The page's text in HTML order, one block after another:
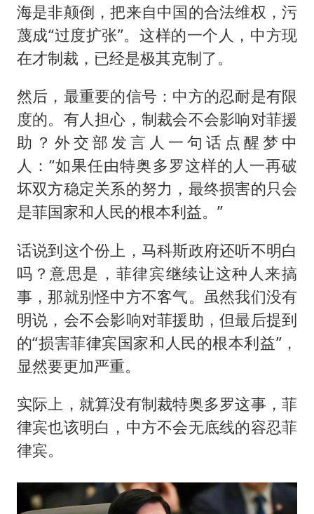
海是非颠倒，把来自中国的合法维权，污
蔑成“过度扩张”。这样的一个人，中方现
在才制裁，已经是极其克制了。
然后，最重要的信号：中方的忍耐是有限
度的。有人担心，制裁会不会影响对菲援
助？外交部发言人一句话点醒梦中
人：“如果任由特奥多罗这样的人一再破
坏双方稳定关系的努力，最终损害的只会
是菲国家和人民的根本利益。”
话说到这个份上，马科斯政府还听不明白
吗？意思是，菲律宾继续让这种人来搞
事，那就别怪中方不客气。虽然我们没有
明说，会不会影响对菲援助，但最后提到
的“损害菲律宾国家和人民的根本利益”，
显然要更加严重。
实际上，就算没有制裁特奥多罗这事，菲
律宾也该明白，中方不会无底线的容忍菲
律宾。